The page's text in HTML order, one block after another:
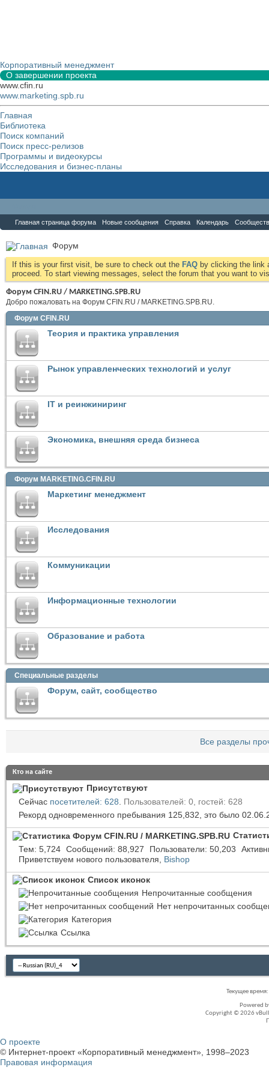
Корпоративный менеджмент
О завершении проекта
www.cfin.ru
www.marketing.spb.ru
Главная
Библиотека
Поиск компаний
Поиск пресс-релизов
Программы и видеокурсы
Исследования и бизнес-планы
Главная страница форума Новые сообщения Справка Календарь
Форум
If this is your first visit, be sure to check out the FAQ by clicking the link
proceed. To start viewing messages, select the forum that you want to
Форум CFIN.RU / MARKETING.SPB.RU
Добро пожаловать на Форум CFIN.RU / MARKETING.SPB.RU.
Форум CFIN.RU
Теория и практика управления
Рынок управленческих технологий и услуг
IT и реинжиниринг
Экономика, внешняя среда бизнеса
Форум MARKETING.CFIN.RU
Маркетинг менеджмент
Исследования
Коммуникации
Информационные технологии
Образование и работа
Специальные разделы
Форум, сайт, сообщество
Все разделы
Кто на сайте
Присутствуют
Сейчас посетителей: 628
Пользователей: 0, гостей: 628
Рекорд одновременного пребывания 125,832, это было
Тем 5,724 Сообщений 88,927 Пользователи 50,203
Приветствуем нового пользователя, Bishop
Список иконок
Непрочитанные сообщения
Нет непрочитанных
Категория
Ссылка
Текущее время:
Powered
Copyright © 2026
О проекте
© Интернет-проект «Корпоративный менеджмент», 1998–2023
Правовая информация